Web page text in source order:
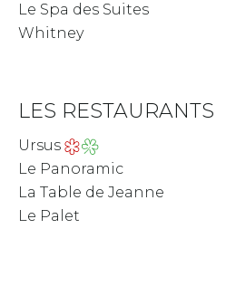
Le Spa des Suites
Whitney
LES RESTAURANTS
Ursus
Le Panoramic
La Table de Jeanne
Le Palet